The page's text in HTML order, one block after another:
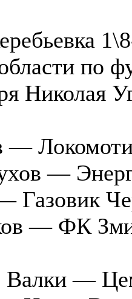
по
Николая
—
—
Газовик
— ФК
—